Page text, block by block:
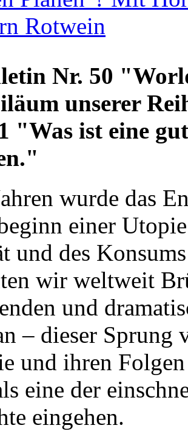
Rotwein
Nr. 50
unserer
"Was ist eine
wurde das
einer
und des
wir weltweit
und
– dieser Sprung
und ihren
eine der
eingehen.